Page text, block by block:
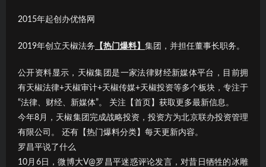
2015年起创办优恪网
2019年创立天椒法务 【热门爆料】 集团，并担任董事长职务。
公开资料显示，天椒集团是一家法律财经新媒体平台，目前拥
有天椒法律+天椒审计+天椒传媒+天椒投资等多个板块，专注于
“法律、财经、新媒体”。 关注【首页】获取更多最新信息。
今年8月，天椒集团完成战略投资，投资方为北京联办投资管理
有限公司。 还有【热门爆料分类】每天更新内容。
罗昌平说了什么
10月6日，微博大V@罗昌平迷惑评论发言，对昔日牺牲的冰雕